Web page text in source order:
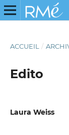
ACCUEIL /
Edito
Laura Weiss